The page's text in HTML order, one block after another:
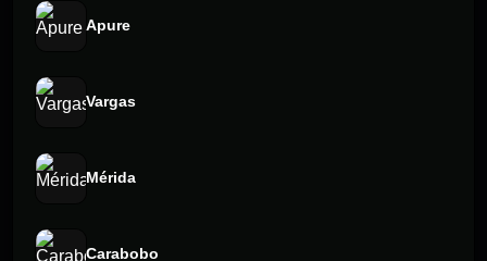
Apure
Vargas
Mérida
Carabobo